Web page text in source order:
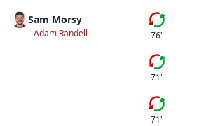
Sam Morsy
Adam Randell
Tredje bytet
76'
Andra bytet
71'
Första bytet
71'